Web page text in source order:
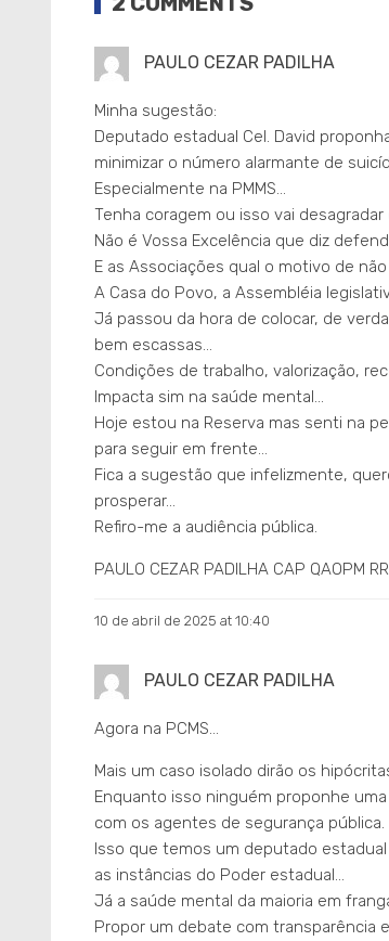
PAULO CEZAR PADILHA
Minha sugestão:
Deputado estadual Cel. David
minimizar o número alarmante de
Especialmente na PMMS…
Tenha coragem ou isso vai
Não é Vossa Excelência que diz
E as Associações qual o motivo de
A Casa do Povo, a Assembléia
Já passou da hora de colocar, de
bem escassas…
Condições de trabalho, valorização,
Impacta sim na saúde mental…
Hoje estou na Reserva mas senti na
para seguir em frente…
Fica a sugestão que infelizmente,
prosperar…
Refiro-me a audiência pública.
PAULO CEZAR PADILHA CAP QAOPM RR
10 de abril de 2025 at 10:40
PAULO CEZAR PADILHA
Agora na PCMS…
Mais um caso isolado dirão os
Enquanto isso ninguém proponhe
com os agentes de segurança pública.
Isso que temos um deputado
as instâncias do Poder estadual…
Já a saúde mental da maioria em
Propor um debate com transparência